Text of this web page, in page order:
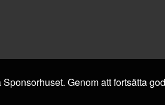
Genom att fortsätta